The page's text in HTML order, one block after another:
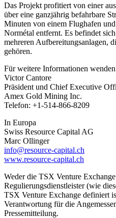
Das Projekt profitiert von einer
über eine ganzjährig befahrbare
Minuten von einem Flughafen
Normétal entfernt. Es befindet
mehreren Aufbereitungsanlagen,
gehören.
Für weitere Informationen
Victor Cantore
Präsident und Chief Executive
Amex Gold Mining Inc.
Telefon: +1-514-866-8209
In Europa
Swiss Resource Capital AG
Marc Ollinger
info@resource-capital.ch
www.resource-capital.ch
Weder die TSX Venture
Regulierungsdienstleister (wie
TSX Venture Exchange definiert
Verantwortung für die
Pressemitteilung.